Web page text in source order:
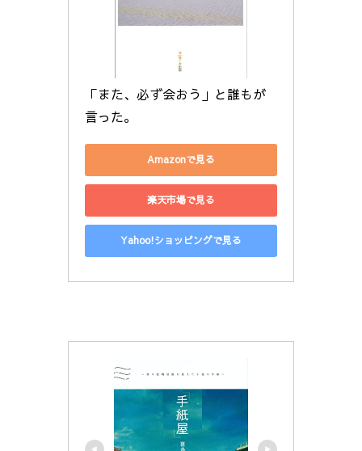
「また、必ず会おう」と誰もが
言った。
Amazonで見る
楽天市場で見る
Yahoo!ショッピングで見る